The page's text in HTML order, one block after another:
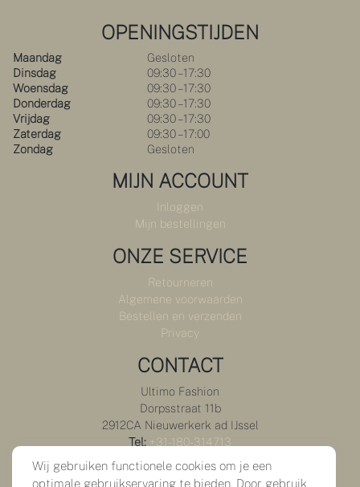
Wij gebruiken functionele cookies om je een
optimale gebruikservaring te bieden. Door gebruik
OPENINGSTIJDEN
Maandag
Gesloten
Dinsdag
09:30 – 17:30
Woensdag
09:30 – 17:30
Donderdag
09:30 – 17:30
Vrijdag
09:30 – 17:30
Zaterdag
09:30 – 17:00
Zondag
Gesloten
MIJN ACCOUNT
Inloggen
Mijn bestellingen
ONZE SERVICE
Retourneren
Algemene voorwaarden
Bestellen en verzenden
Privacy
CONTACT
Ultimo Fashion
Dorpsstraat 11b
2912CA Nieuwerkerk ad IJssel
Tel: +31-180-314713
Mail:
info@ultimofashion.nl